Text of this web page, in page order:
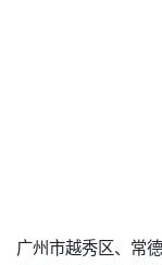
广州市越秀区、常